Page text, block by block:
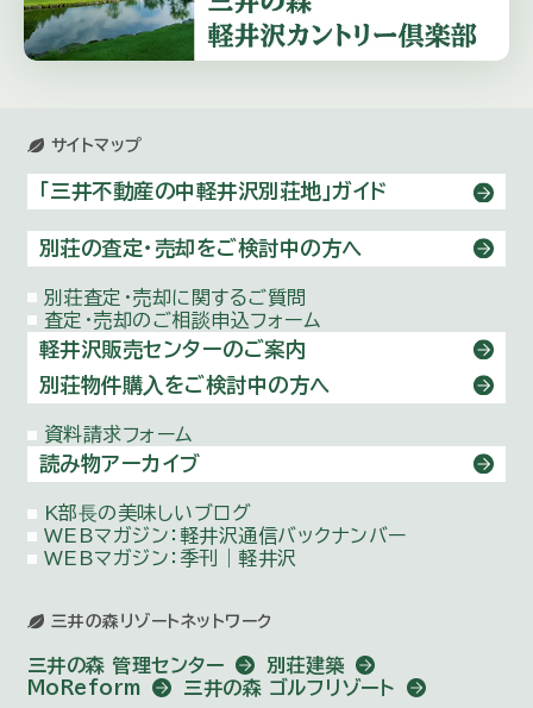
サイトマップ
「三井不動産の中軽井沢別荘地」ガイド
別荘の査定・売却をご検討中の方へ
別荘査定・売却に関するご質問
査定・売却のご相談申込フォーム
軽井沢販売センターのご案内
別荘物件購⼊をご検討中の方へ
資料請求フォーム
読み物アーカイブ
K部⻑の美味しいブログ
WEBマガジン： 軽井沢通信バックナンバー
WEBマガジン：季刊｜軽井沢
三井の森リゾートネットワーク
三井の森 管理センター
別荘建築
MoReform
三井の森 ゴルフリゾート